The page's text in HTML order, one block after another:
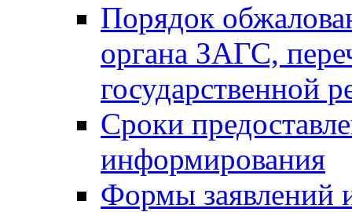
Порядок
органа ЗАГС,
государственной
Сроки
информирования
Формы заявлений